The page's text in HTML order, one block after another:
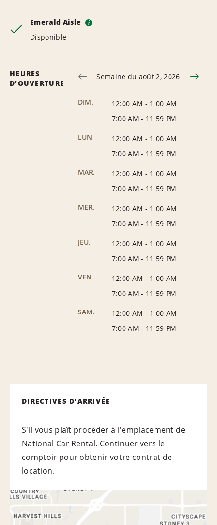
Emerald Aisle i
Disponible
HEURES
D'OUVERTURE
Semaine du août 2, 2026
DIM. 12:00 AM - 1:00 AM
7:00 AM - 11:59 PM
LUN.
12:00 AM - 1:00 AM
7:00 AM - 11:59 PM
MAR.
12:00 AM - 1:00 AM
7:00 AM - 11:59 PM
MER.
12:00 AM - 1:00 AM
7:00 AM - 11:59 PM
JEU.
12:00 AM - 1:00 AM
7:00 AM - 11:59 PM
VEN.
12:00 AM - 1:00 AM
7:00 AM - 11:59 PM
SAM.
12:00 AM - 1:00 AM
7:00 AM - 11:59 PM
DIRECTIVES D’ARRIVÉE
S'il vous plaît procéder à l'emplacement de
National Car Rental. Continuer vers le
comptoir pour obtenir votre contrat de
location.